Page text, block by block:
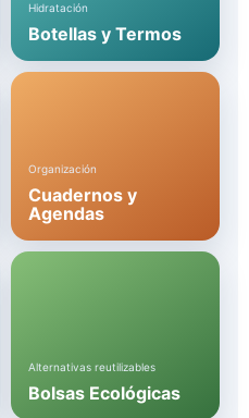
Hidratación
Botellas y Termos
Organización
Cuadernos y
Agendas
Alternativas reutilizables
Bolsas Ecológicas